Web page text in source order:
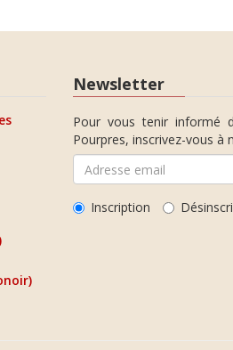
Newsletter
Pour vous tenir informé
Pourpres, inscrivez-vous à
Inscription